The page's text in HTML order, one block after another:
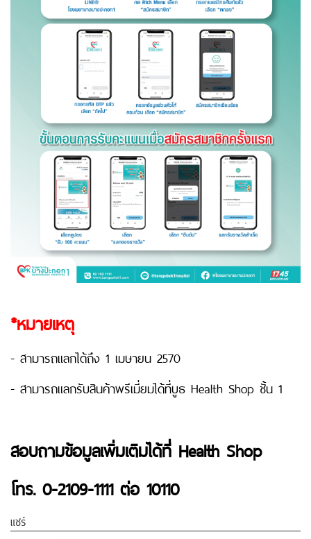
*หมายเหตุ
- สามารถแลกได้ถึง 1 เมษายน 2570
- สามารถแลกรับสินค้าพรีเมี่ยมได้ที่บูธ Health Shop ชั้น 1
สอบถามข้อมูลเพิ่มเติมได้ที่ Health Shop
โทร.0-2109-1111 ต่อ 10110
แชร์